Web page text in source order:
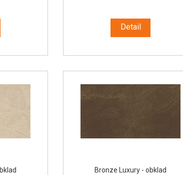
Detail
Bronze Luxury - obklad